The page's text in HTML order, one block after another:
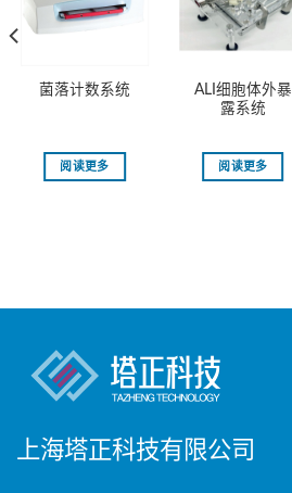
菌落计数系统
阅读更多
ALI细胞体外暴
露系统
阅读更多
上海塔正科技有限公司